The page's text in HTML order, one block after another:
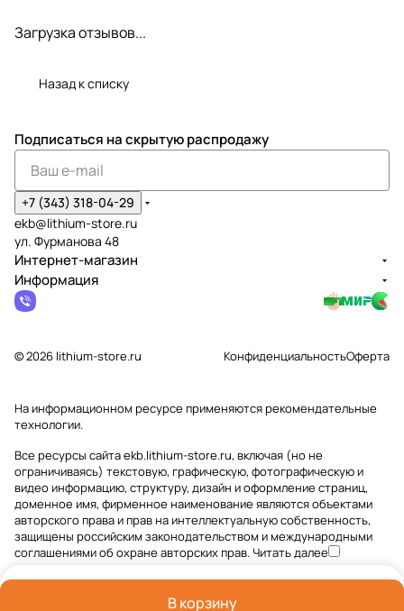
Загрузка отзывов...
Назад к списку
В корзину
Подписаться на скрытую распродажу
+7 (343) 318-04-29
ekb@lithium-store.ru
ул. Фурманова 48
Интернет-магазин
Информация
© 2026 lithium-store.ru КонфиденциальностьОферта
На информационном ресурсе применяютсярекомендательные
технологии.
Все ресурсы сайта ekb.lithium-store.ru, включая (но не
ограничиваясь) текстовую, графическую, фотографическую и
видео информацию, структуру, дизайн и оформление страниц,
доменное имя, фирменное наименование являются объектами
авторского права и прав на интеллектуальную собственность,
защищены российским законодательством и международными
соглашениями об охране авторских прав.Читать далее